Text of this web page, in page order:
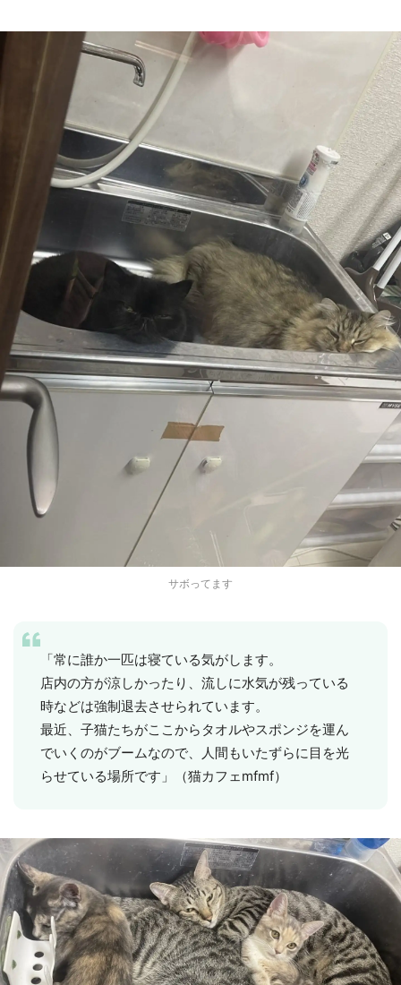
サボってます
「常に誰か一匹は寝ている気がします。
店内の方が涼しかったり、流しに水気が残っている
時などは強制退去させられています。
最近、子猫たちがここからタオルやスポンジを運ん
でいくのがブームなので、人間もいたずらに目を光
らせている場所です」（猫カフェmfmf）